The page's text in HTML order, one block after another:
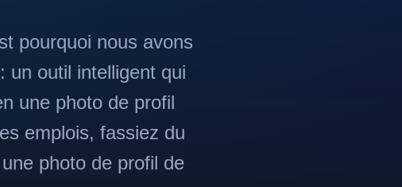
pourquoi nous avons
un outil intelligent qui
une photo de profil
emplois, fassiez du
photo de profil de